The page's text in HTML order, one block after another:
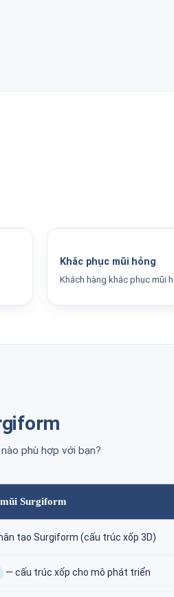
Khắc phục mũi hỏng
Khách hàng khắc phục mũi
phù hợp với bạn?
Surgiform
tạo Surgiform (cấu trúc xốp 3D)
— cấu trúc xốp cho mô phát triển